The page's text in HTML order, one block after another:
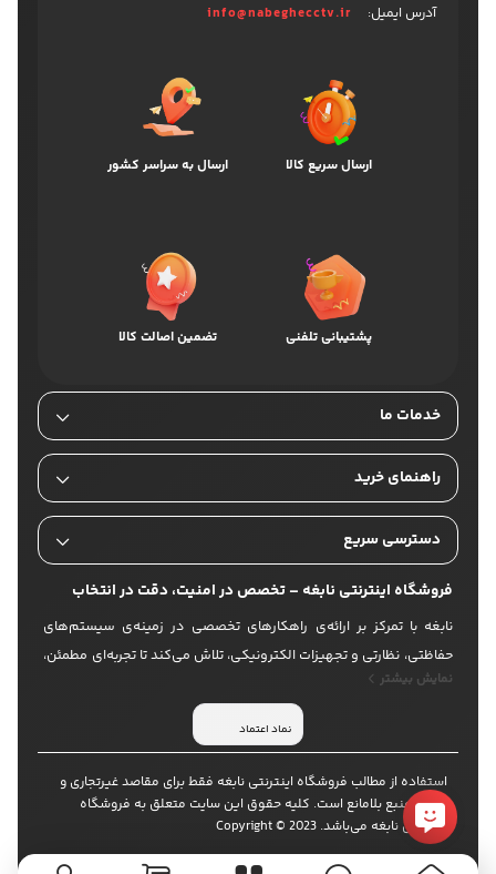
آدرس ایمیل:
info@nabeghecctv.ir
ارسال سریع کالا ارسال به سراسر کشور
پشتیبانی تلفنی تضمین اصالت کالا
خدمات ما
راهنمای خرید
دسترسی سریع
فروشگاه اینترنتی نابغه – تخصص در امنیت، دقت در انتخاب
نابغه با تمرکز بر ارائه‌ی راهکارهای تخصصی در زمینه‌ی سیستم‌های
حفاظتی، نظارتی و تجهیزات الکترونیکی، تلاش می‌کند تا تجربه‌ای مطمئن،
حرفه‌ای و متفاوت از خرید آنلاین را برای کاربران خود رقم بزند. ما با
بهره‌گیری از محصولات باکیفیت و برندهای معتبر، ارائه‌ی مشاوره فنی،
پشتیبانی دقیق و ارسال سریع، انتخابی قابل اعتماد برای مشتریانی
هستیم که امنیت و کیفیت برایشان در اولویت است. در نابغه، امنیت
فقط یک محصول نیست؛ یک رویکرد است. ما باور داریم که انتخاب
درست، نیازمند اطلاعات درست است؛ به همین دلیل در کنار معرفی
دقیق کالاها، تلاش می‌کنیم محتوایی ارائه دهیم که تصمیم‌گیری را
نمایش بیشتر
نماد اعتماد
استفاده از مطالب فروشگاه اینترنتی نابغه فقط برای مقاصد غیرتجاری و
با ذکر منبع بلامانع است. کلیه حقوق این سایت متعلق به فروشگاه
اینترنتی نابغه می‌باشد. Copyright © 2023